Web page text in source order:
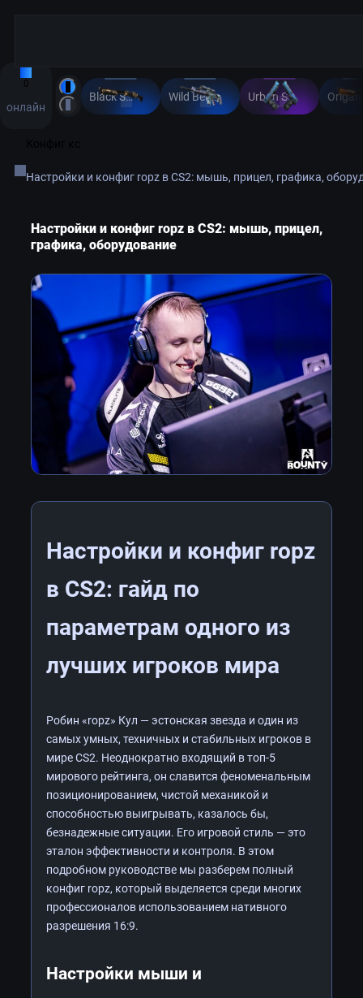
0
онлайн
Black Sand Wild Berry Urban Shock
Настройки и конфиг ropz в CS2: мышь, прицел, графика,
Настройки и конфиг ropz в CS2: мышь, прицел,
графика, оборудование
Настройки и конфиг ropz
в CS2: гайд по
параметрам одного из
лучших игроков мира
Робин «ropz» Кул — эстонская звезда и один из
самых умных, техничных и стабильных игроков в
мире CS2. Неоднократно входящий в топ-5
мирового рейтинга, он славится феноменальным
позиционированием, чистой механикой и
способностью выигрывать, казалось бы,
безнадежные ситуации. Его игровой стиль — это
эталон эффективности и контроля. В этом
подробном руководстве мы разберем полный
конфиг ropz, который выделяется среди многих
профессионалов использованием нативного
разрешения 16:9.
Настройки мыши и